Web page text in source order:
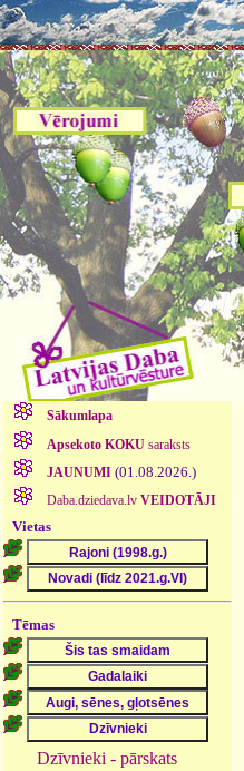
Sākumlapa
Apsekoto KOKUsaraksts
JAUNUMI (01.08.2026.)
Daba.dziedava.lv VEIDOTĀJI
Vietas
Tēmas
Dzīvnieki - pārskats